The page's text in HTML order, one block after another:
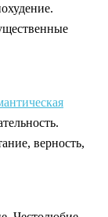
верность,